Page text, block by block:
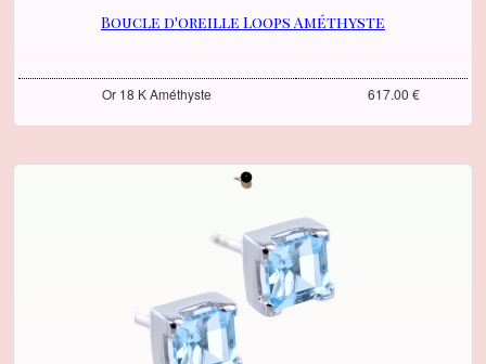
Boucle d'oreille Loops Améthyste
Or 18 K Améthyste 617.00 €